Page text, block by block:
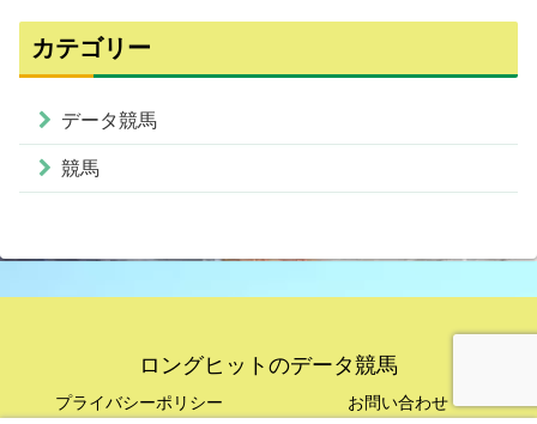
カテゴリー
データ競馬
競馬
ロングヒットのデータ競馬
プライバシーポリシー お問い合わせ